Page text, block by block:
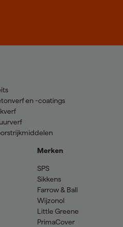
en -coatings
Merken
SPS
Sikkens
Farrow & Ball
Wijzonol
Little Greene
PrimaCover